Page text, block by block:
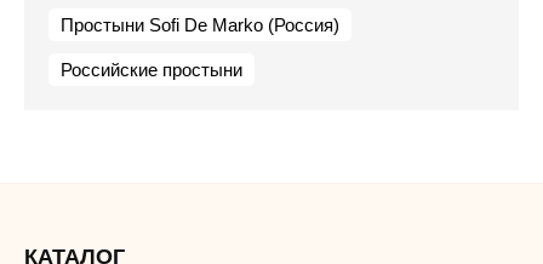
Простыни Sofi De Marko (Россия)
Российские простыни
КАТАЛОГ